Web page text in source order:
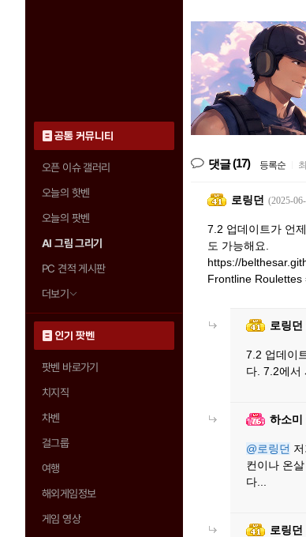
공통 커뮤니티
오픈 이슈 갤러리
오늘의 핫벤
오늘의 팟벤
AI 그림 그리기
PC 견적 게시판
더보기
인기 팟벤
팟벤 바로가기
치지직
차벤
걸그룹
여행
해외게임정보
게임 영상
댓글(17) 등록순
로링던 (2025-
7.2 업데이트가 언
도 가능해요.
https://
Frontline Roulettes
로링던
7.2 업데이
다. 7.2에서
하소미
@로링던
컨이나 온
다...
로링던